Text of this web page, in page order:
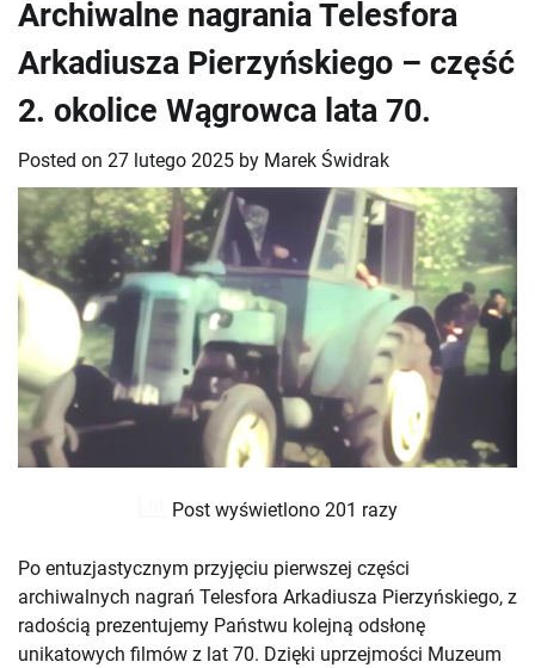
Archiwalne nagrania Telesfora
Arkadiusza Pierzyńskiego – część
2. okolice Wągrowca lata 70.
Posted on 27 lutego 2025 by Marek Świdrak
Post wyświetlono 201 razy
Po entuzjastycznym przyjęciu pierwszej części
archiwalnych nagrań Telesfora Arkadiusza Pierzyńskiego, z
radością prezentujemy Państwu kolejną odsłonę
unikatowych filmów z lat 70. Dzięki uprzejmości Muzeum